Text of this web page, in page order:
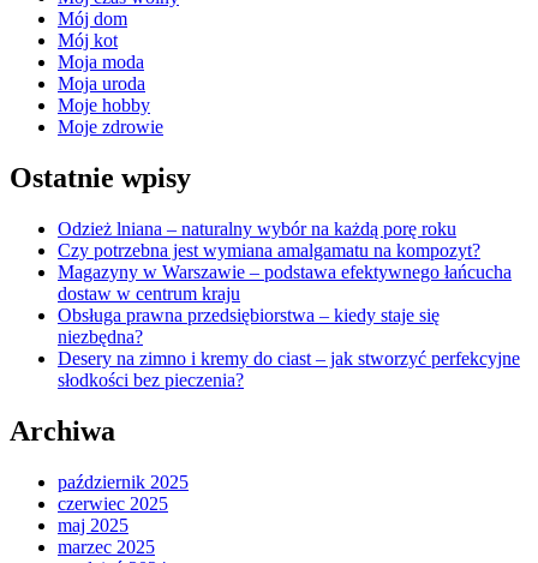
Mój dom
Mój kot
Moja moda
Moja uroda
Moje hobby
Moje zdrowie
Ostatnie wpisy
Odzież lniana – naturalny wybór na każdą porę roku
Czy potrzebna jest wymiana amalgamatu na kompozyt?
Magazyny w Warszawie – podstawa efektywnego łańcucha
dostaw w centrum kraju
Obsługa prawna przedsiębiorstwa – kiedy staje się
niezbędna?
Desery na zimno i kremy do ciast – jak stworzyć perfekcyjne
słodkości bez pieczenia?
Archiwa
październik 2025
czerwiec 2025
maj 2025
marzec 2025